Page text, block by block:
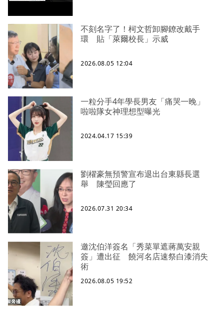
不刻名字了！柯文哲卸腳鐐改戴手
環 貼「萊爾校長」示威
2026.08.05 12:04
一粒分手4年學長男友「痛哭一晚」
啦啦隊女神理想型曝光
2024.04.17 15:39
劉櫂豪無預警宣布退出台東縣長選
舉 陳瑩回應了
2026.07.31 20:34
邀沈伯洋簽名「秀菜單遮蔣萬安親
簽」遭出征 饒河名店速祭白漆消失
術
2026.08.05 19:52